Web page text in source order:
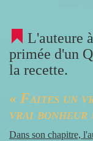
L'auteure
primée d'un
la recette.
« Faites un
vrai bonheur
Dans son chapitre,